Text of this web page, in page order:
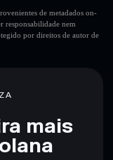
de metadados on-
responsabilidade nem
por direitos de autor de
mais